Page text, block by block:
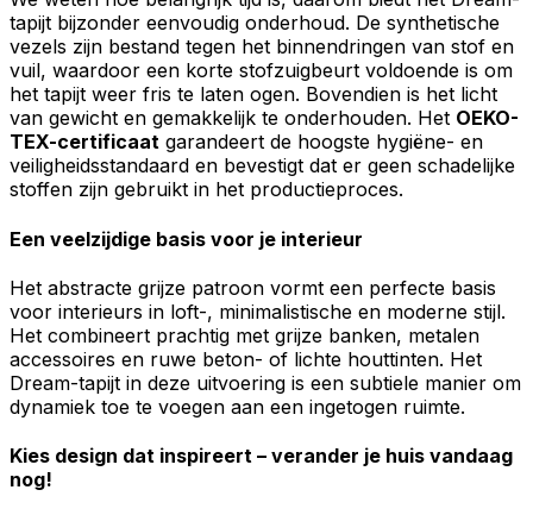
tapijt bijzonder eenvoudig onderhoud. De synthetische
vezels zijn bestand tegen het binnendringen van stof en
vuil, waardoor een korte stofzuigbeurt voldoende is om
het tapijt weer fris te laten ogen. Bovendien is het licht
van gewicht en gemakkelijk te onderhouden. Het OEKO-
TEX-certificaat garandeert de hoogste hygiëne- en
veiligheidsstandaard en bevestigt dat er geen schadelijke
stoffen zijn gebruikt in het productieproces.
Een veelzijdige basis voor je interieur
Het abstracte grijze patroon vormt een perfecte basis
voor interieurs in loft-, minimalistische en moderne stijl.
Het combineert prachtig met grijze banken, metalen
accessoires en ruwe beton- of lichte houttinten. Het
Dream-tapijt in deze uitvoering is een subtiele manier om
dynamiek toe te voegen aan een ingetogen ruimte.
Kies design dat inspireert – verander je huis vandaag
nog!